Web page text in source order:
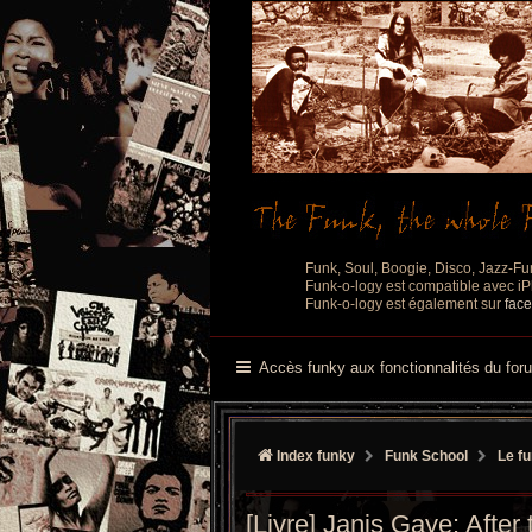
Funk, Soul, Boogie, Disco, Jazz-
Funk-o-logy est compatible avec
Funk-o-logy est également sur
Accès funky aux fonctionnalités du
Index funky Funk School Le
[Livre] Janis Gaye: